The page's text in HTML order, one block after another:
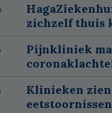
zichzelf thuis
Pijnkliniek
Klinieken
eetstoornissen